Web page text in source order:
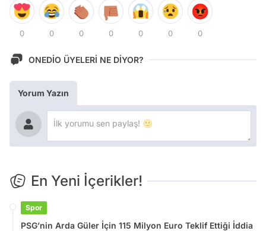
0 0 0 0 0 0 0
ONEDİO ÜYELERİ NE DİYOR?
Yorum Yazın
En Yeni İçerikler!
Spor
PSG’nin Arda Güler İçin 115 Milyon Euro Teklif Ettiği İddia